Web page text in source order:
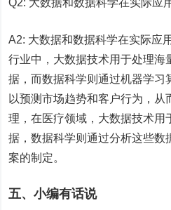
Q2: 大数据和数据科学在实际应
A2: 大数据和数据科学在实际应
行业中，大数据技术用于处理海
据，而数据科学则通过机器学习
以预测市场趋势和客户行为，从
理，在医疗领域，大数据技术用
据，数据科学则通过分析这些数
案的制定。
五、小编有话说